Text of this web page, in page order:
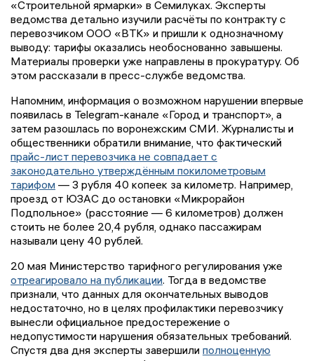
«Строительной ярмарки» в Семилуках. Эксперты
ведомства детально изучили расчёты по контракту с
перевозчиком ООО «ВТК» и пришли к однозначному
выводу: тарифы оказались необоснованно завышены.
Материалы проверки уже направлены в прокуратуру. Об
этом рассказали в пресс-службе ведомства.
Напомним, информация о возможном нарушении впервые
появилась в Telegram-канале «Город и транспорт», а
затем разошлась по воронежским СМИ. Журналисты и
общественники обратили внимание, что фактический
прайс-лист перевозчика не совпадает с
законодательно утверждённым покилометровым
тарифом — 3 рубля 40 копеек за километр. Например,
проезд от ЮЗАС до остановки «Микрорайон
Подпольное» (расстояние — 6 километров) должен
стоить не более 20,4 рубля, однако пассажирам
называли цену 40 рублей.
20 мая Министерство тарифного регулирования уже
отреагировало на публикации. Тогда в ведомстве
признали, что данных для окончательных выводов
недостаточно, но в целях профилактики перевозчику
вынесли официальное предостережение о
недопустимости нарушения обязательных требований.
Спустя два дня эксперты завершили полноценную